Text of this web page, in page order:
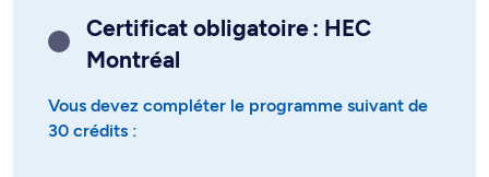
Certificat obligatoire : HEC
Montréal
Vous devez compléter le programme suivant de
30 crédits :